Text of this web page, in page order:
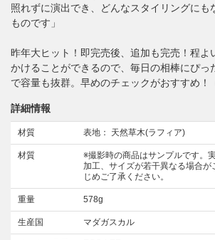
照れずに演出でき、どんなスタイリングにも
ものです」
昨年大ヒット！即完売後、追加も完売！程よ
かけることができるので、毎日の相棒にぴっ
で容量も抜群。早めのチェックがおすすめ！
詳細情報
材質 表地： 天然草木(ラフィア)
材質
※撮影時の商品はサンプルです。
加工、サイズが若干異なる場合が
じめご了承ください。
重量 578g
生産国 マダガスカル